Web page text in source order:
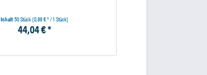
Inhalt50 Stück(0,88 € * / 1 Stück)
44,04 € *